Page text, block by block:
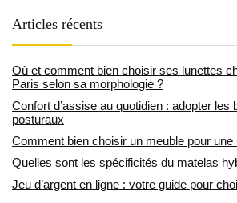
Articles récents
Où et comment bien choisir ses lunettes
Paris selon sa morphologie ?
Confort d’assise au quotidien : adopter les
posturaux
Comment bien choisir un meuble pour une
Quelles sont les spécificités du matelas
Jeu d’argent en ligne : votre guide pour